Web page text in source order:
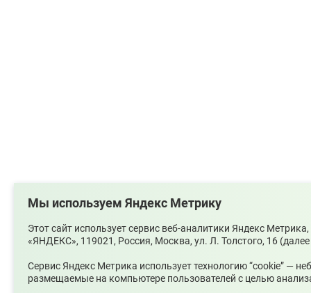
Мы используем Яндекс Метрику
Этот сайт использует сервис веб-аналитики Яндекс
«ЯНДЕКС», 119021, Россия, Москва, ул. Л. Толстого, 16
Сервис Яндекс Метрика использует технологию “cookie” —
размещаемые на компьютере пользователей с целью